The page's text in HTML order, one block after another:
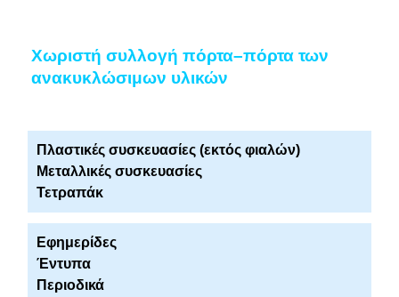
Xωριστή συλλογή πόρτα–πόρτα των
ανακυκλώσιμων υλικών
Πλαστικές συσκευασίες (εκτός φιαλών)
Μεταλλικές συσκευασίες
Τετραπάκ
Εφημερίδες
Έντυπα
Περιοδικά